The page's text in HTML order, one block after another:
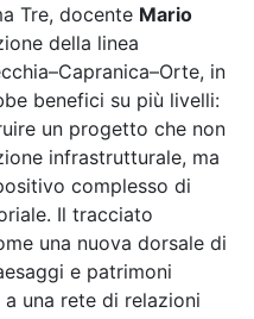
Tre, docente Mario
della linea
in
benefici su più livelli:
un progetto che non
infrastrutturale, ma
complesso di
Il tracciato
una nuova dorsale di
e patrimoni
una rete di relazioni